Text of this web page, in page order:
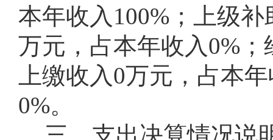
本年收入100%；上级
万元，占本年收入0%
上缴收入0万元，占本
0%。